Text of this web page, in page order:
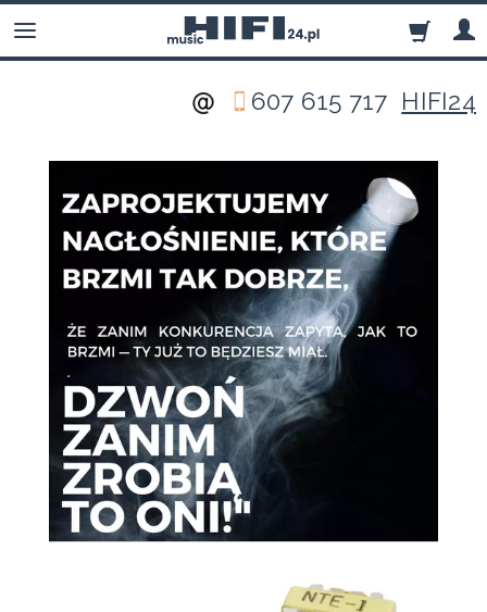
607 615 717 HIFI24